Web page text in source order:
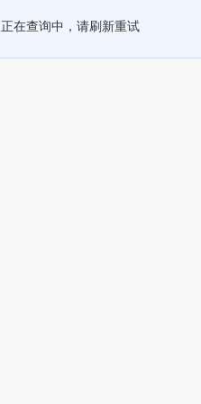
正在查询中，请刷新重试